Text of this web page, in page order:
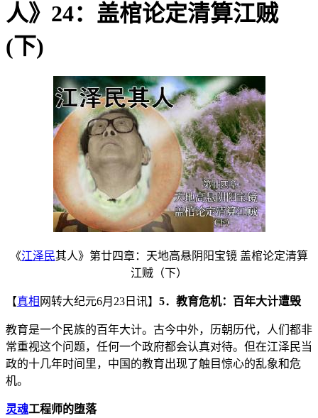
人》24：盖棺论定清算江贼
(下)
《江泽民其人》第廿四章：天地高悬阴阳宝镜 盖棺论定清算
江贼（下）
【真相 网转大纪元6月23日讯】 5．教育危机：百年大计遭毁
教育是一个民族的百年大计。古今中外，历朝历代，人们都非
常重视这个问题，任何一个政府都会认真对待。但在江泽民当
政的十几年时间里，中国的教育出现了触目惊心的乱象和危
机。
灵魂工程师的堕落